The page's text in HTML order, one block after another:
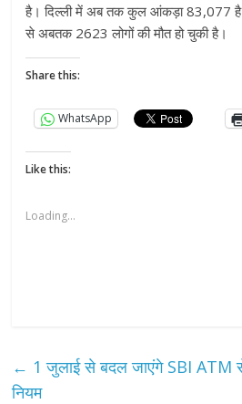
है। दिल्ली में अब तक कुल आंकड़ा 83,077
से अबतक 2623 लोगों की मौत हो चुकी है।
Share this:
WhatsApp
Like this:
Loading...
← 1 जुलाई से बदल जाएंगे SBI
नियम